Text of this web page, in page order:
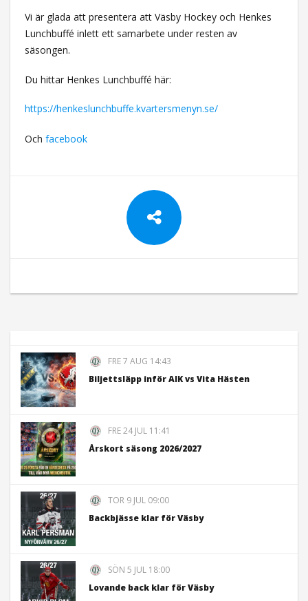
Vi är glada att presentera att Väsby Hockey och Henkes
Lunchbuffé inlett ett samarbete under resten av
säsongen.
Du hittar Henkes Lunchbuffé här:
https://henkeslunchbuffe.kvartersmenyn.se/
Och facebook
FRE 7 AUG 14:43
Biljettsläpp inför AIK vs Vita Hästen
FRE 24 JUL 11:41
Årskort säsong 2026/2027
TOR 9 JUL 09:00
Backbjässe klar för Väsby
SÖN 5 JUL 18:00
Lovande back klar för Väsby